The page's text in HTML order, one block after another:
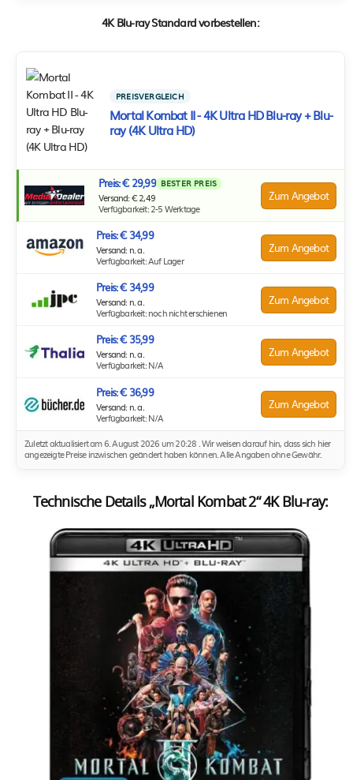
4K Blu-ray Standard vorbestellen:
PREISVERGLEICH
Mortal Kombat II - 4K Ultra HD Blu-ray + Blu-
ray (4K Ultra HD)
Preis: € 29,99 BESTER PREIS
Versand: € 2,49
Verfügbarkeit: 2-5 Werktage
Zum Angebot
Preis: € 34,99
Versand: n. a.
Verfügbarkeit: Auf Lager
Zum Angebot
Preis: € 34,99
Versand: n. a.
Verfügbarkeit: noch nicht erschienen
Zum Angebot
Preis: € 35,99
Versand: n. a.
Verfügbarkeit: N/A
Zum Angebot
Preis: € 36,99
Versand: n. a.
Verfügbarkeit: N/A
Zum Angebot
Zuletzt aktualisiert am 6. August 2026 um 20:28 . Wir weisen darauf hin, dass sich hier
angezeigte Preise inzwischen geändert haben können. Alle Angaben ohne Gewähr.
Technische Details „Mortal Kombat 2“ 4K Blu-ray: